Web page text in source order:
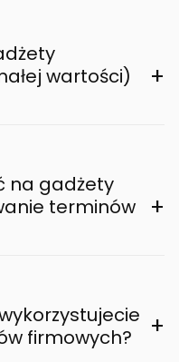
wartości)
+
na gadżety
terminów
+
firmowych?
+